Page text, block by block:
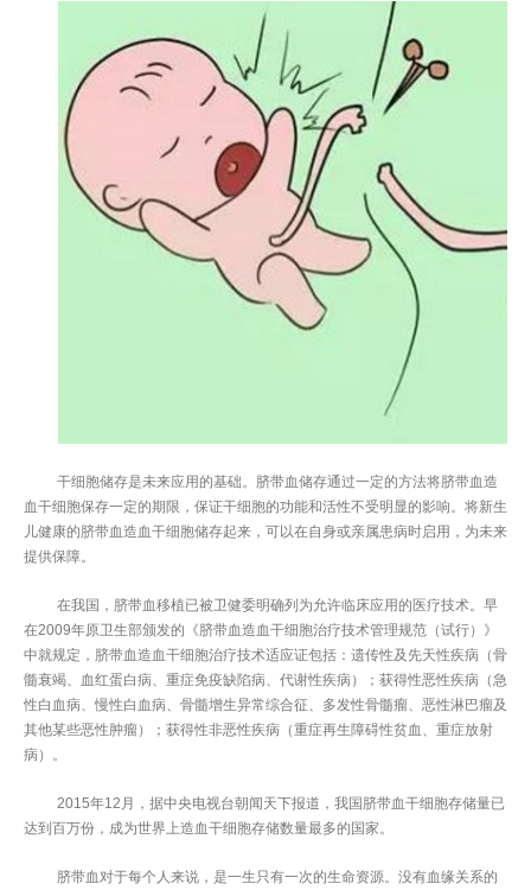
干细胞储存是未来应用的基础。脐带血储存通过一定的方法将脐带血造
血干细胞保存一定的期限，保证干细胞的功能和活性不受明显的影响。将新生
儿健康的脐带血造血干细胞储存起来，可以在自身或亲属患病时启用，为未来
提供保障。
在我国，脐带血移植已被卫健委明确列为允许临床应用的医疗技术。早
在2009年原卫生部颁发的《脐带血造血干细胞治疗技术管理规范（试行）》
中就规定，脐带血造血干细胞治疗技术适应证包括：遗传性及先天性疾病（骨
髓衰竭、血红蛋白病、重症免疫缺陷病、代谢性疾病）；获得性恶性疾病（急
性白血病、慢性白血病、骨髓增生异常综合征、多发性骨髓瘤、恶性淋巴瘤及
其他某些恶性肿瘤）；获得性非恶性疾病（重症再生障碍性贫血、重症放射
病）。
2015年12月，据中央电视台朝闻天下报道，我国脐带血干细胞存储量已
达到百万份，成为世界上造血干细胞存储数量最多的国家。
脐带血对于每个人来说，是一生只有一次的生命资源。没有血缘关系的